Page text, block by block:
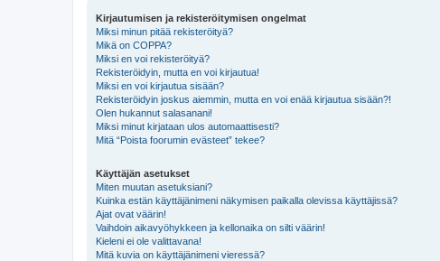
Kirjautumisen ja rekisteröitymisen ongelmat
Miksi minun pitää rekisteröityä?
Mikä on COPPA?
Miksi en voi rekisteröityä?
Rekisteröidyin, mutta en voi kirjautua!
Miksi en voi kirjautua sisään?
Rekisteröidyin joskus aiemmin, mutta en voi enää kirjautua sisään?!
Olen hukannut salasanani!
Miksi minut kirjataan ulos automaattisesti?
Mitä “Poista foorumin evästeet” tekee?
Käyttäjän asetukset
Miten muutan asetuksiani?
Kuinka estän käyttäjänimeni näkymisen paikalla olevissa käyttäjissä?
Ajat ovat väärin!
Vaihdoin aikavyöhykkeen ja kellonaika on silti väärin!
Kieleni ei ole valittavana!
Mitä kuvia on käyttäjänimeni vieressä?